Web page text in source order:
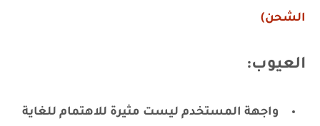
الشحن)
العيوب:
واجهة المستخدم ليست مثيرة للاهتمام للغاية